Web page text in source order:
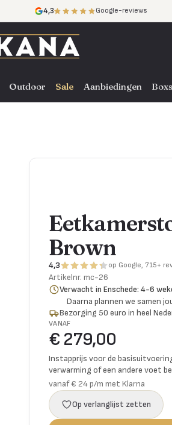
4,3 Google-reviews
Outdoor Sale Aanbiedingen
Brown
4,3 op Google, 715+
Artikelnr. mc-26
Verwacht in Enschede: 4-6
Daarna plannen we samen
Bezorging 50 euro in heel
VANAF
€ 279,00
Instapprijs voor de
verwarming of een andere voet
vanaf € 24 p/m met Klarna
Op verlanglijst zetten